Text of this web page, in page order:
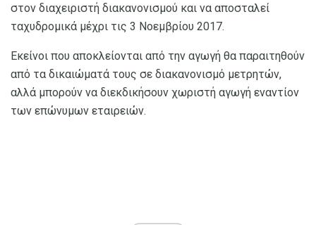
στον διαχειριστή διακανονισμού και να αποσταλεί
ταχυδρομικά μέχρι τις 3 Νοεμβρίου 2017.
Εκείνοι που αποκλείονται από την αγωγή θα παραιτηθούν
από τα δικαιώματά τους σε διακανονισμό μετρητών,
αλλά μπορούν να διεκδικήσουν χωριστή αγωγή εναντίον
των επώνυμων εταιρειών.